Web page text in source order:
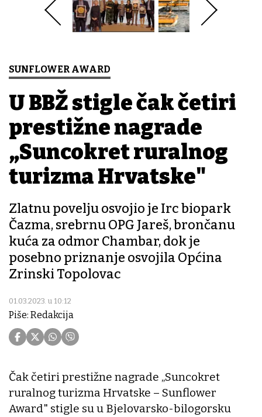
SUNFLOWER AWARD
U BBŽ stigle čak četiri
prestižne nagrade
„Suncokret ruralnog
turizma Hrvatske"
Zlatnu povelju osvojio je Irc biopark
Čazma, srebrnu OPG Jareš, brončanu
kuća za odmor Chambar, dok je
posebno priznanje osvojila Općina
Zrinski Topolovac
01.03.2023. u 10:12
Piše: Redakcija
Čak četiri prestižne nagrade „Suncokret
ruralnog turizma Hrvatske – Sunflower
Award" stigle su u Bjelovarsko-bilogorsku